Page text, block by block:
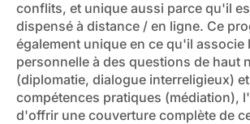
conflits, et unique aussi parce qu'il
dispensé à distance / en ligne. Ce
également unique en ce qu'il associe
personnelle à des questions de haut
(diplomatie, dialogue interreligieux)
compétences pratiques (médiation),
d'offrir une couverture complète de